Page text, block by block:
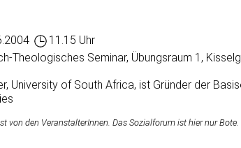
11.15 Uhr
Theologisches Seminar, Übungsraum 1,
University of South Africa, ist Gründer der
von den VeranstalterInnen. Das Sozialforum ist hier nur Bote.